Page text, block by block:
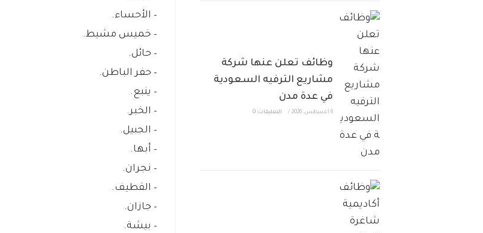
– الأحساء.
– خميس مشيط.
– حائل.
– حفر الباطن.
– ينبع.
– الخبر.
– الجبيل.
– أبها.
– نجران.
– القطيف.
– جازان.
– بيشة.
وظائف تعلن عنها شركة
مشاريع الترفيه السعودية
في عدة مدن
6 أغسطس، 2026 / التعليقات: 0